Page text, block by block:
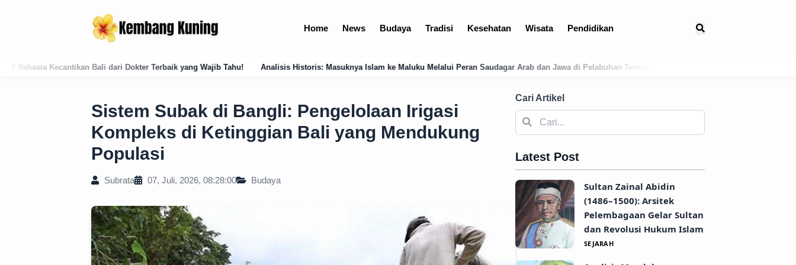
Home News Budaya Tradisi Kesehatan Wisata Pendidikan
Dokter Terbaik yang Wajib Tahu! Analisis Historis: Masuknya Islam ke Maluku Melalui Peran Saudagar Arab dan Jawa di Pelabuhan Ternate Membedah Presensi Online Karangasem: Strategi Digitalisasi
Sistem Subak di Bangli: Pengelolaan Irigasi
Kompleks di Ketinggian Bali yang Mendukung
Populasi
Subrata 07, Juli, 2026, 08:28:00 Budaya
Cari Artikel
Latest Post
Sultan Zainal Abidin
(1486–1500): Arsitek
Pelembagaan Gelar Sultan
dan Revolusi Hukum Islam
SEJARAH